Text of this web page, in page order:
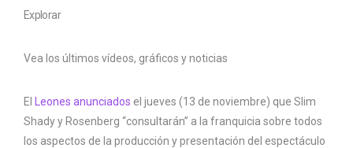
Explorar
Vea los últimos vídeos, gráficos y noticias
El Leones anunciados el jueves (13 de noviembre) que Slim
Shady y Rosenberg “consultarán” a la franquicia sobre todos
los aspectos de la producción y presentación del espectáculo